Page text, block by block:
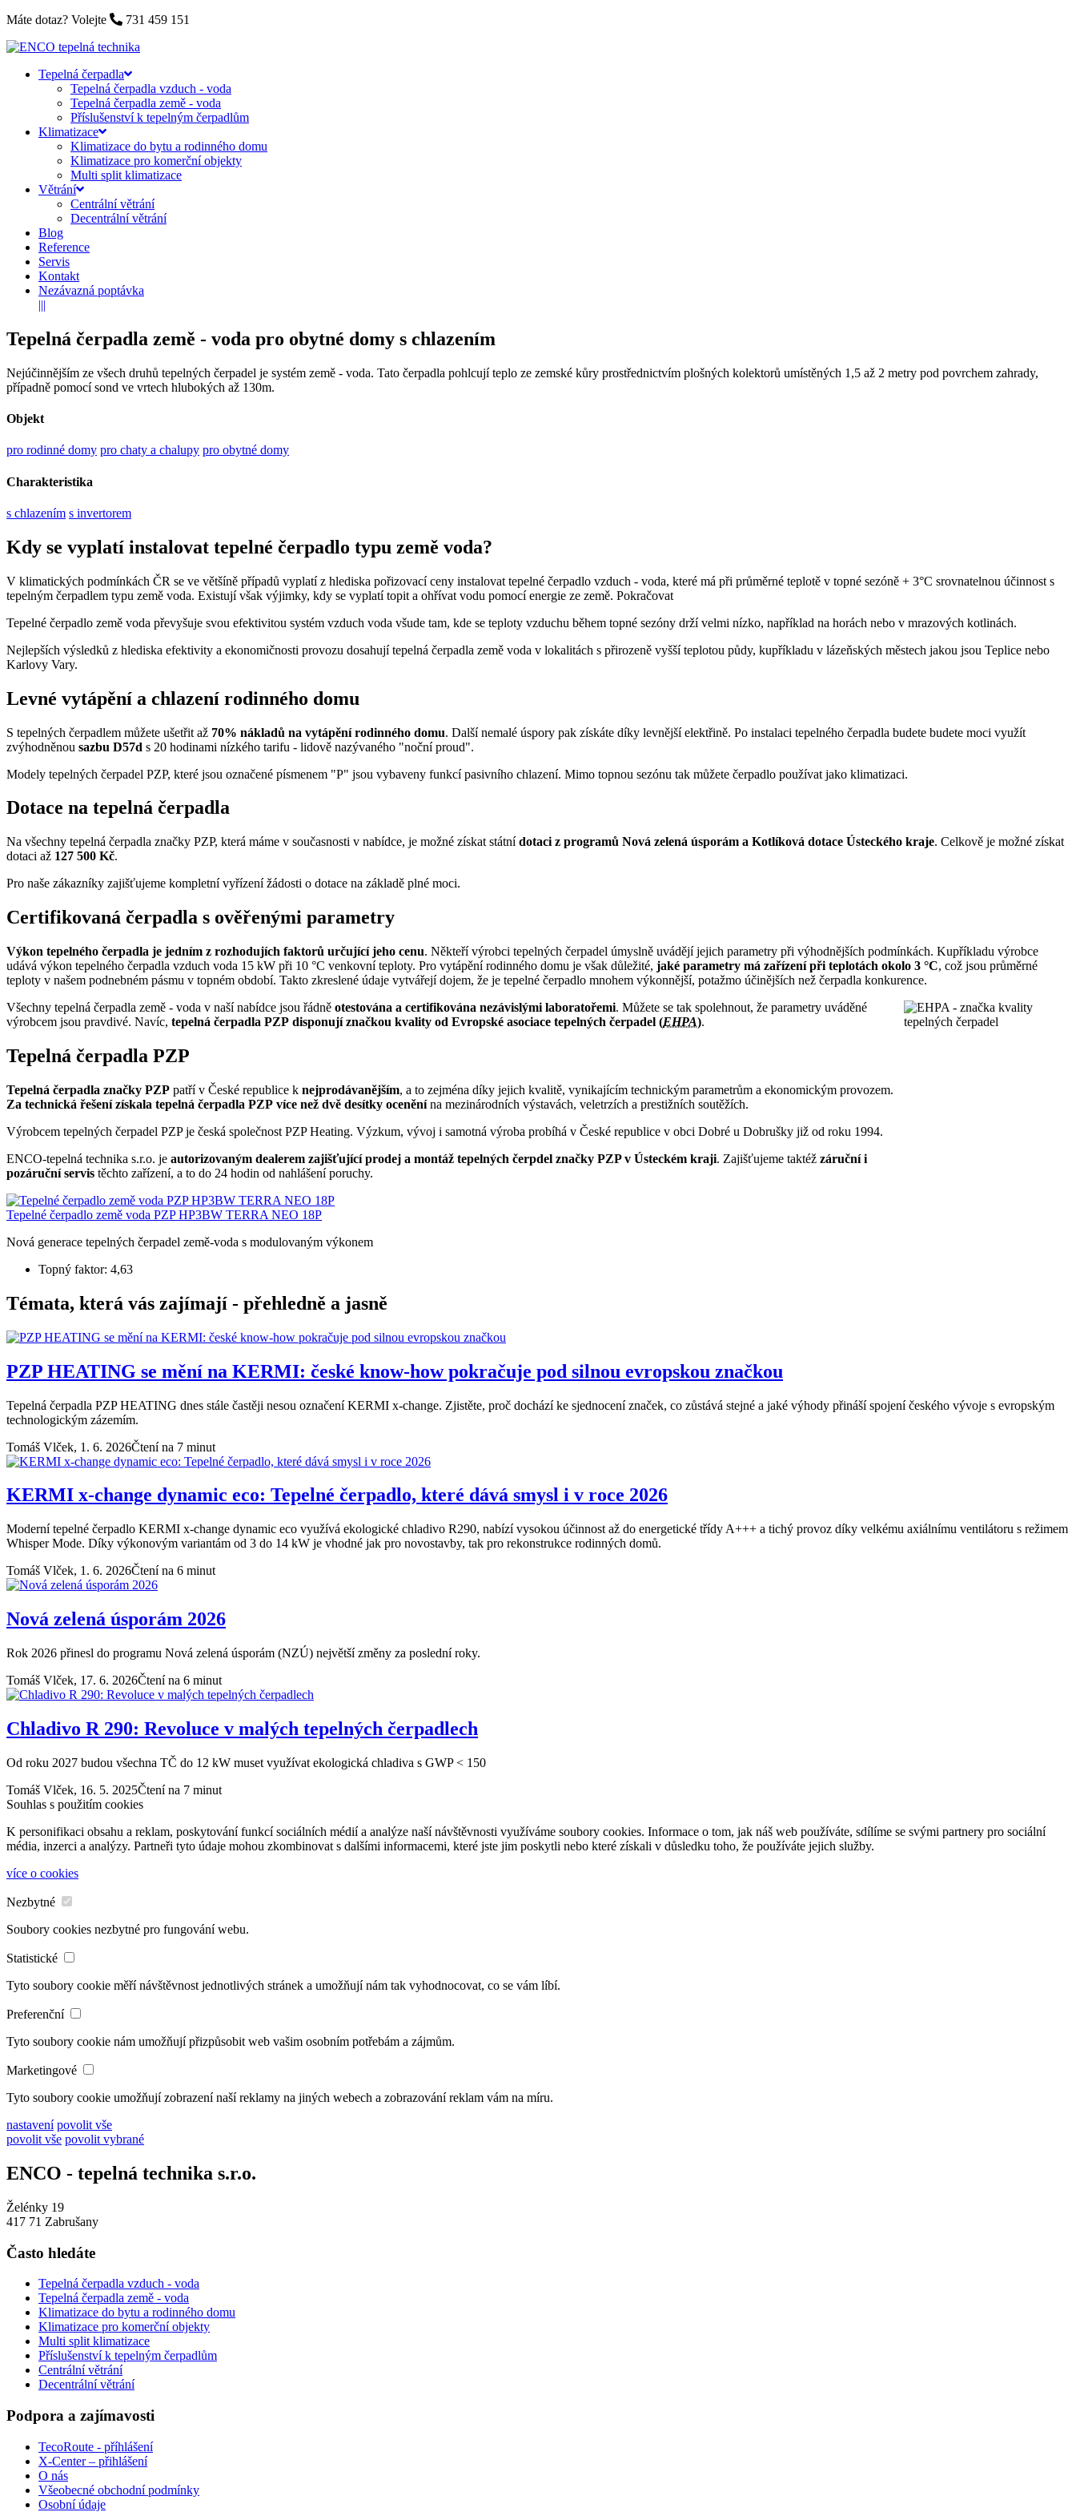
Máte dotaz? Volejte 731 459 151
Tepelná čerpadla
Tepelná čerpadla vzduch - voda
Tepelná čerpadla země - voda
Příslušenství k tepelným čerpadlům
Klimatizace
Klimatizace do bytu a rodinného domu
Klimatizace pro komerční objekty
Multi split klimatizace
Větrání
Centrální větrání
Decentrální větrání
Blog
Reference
Servis
Kontakt
Nezávazná poptávka
|||
Tepelná čerpadla země - voda pro obytné domy s chlazením
Nejúčinnějším ze všech druhů tepelných čerpadel je systém země - voda. Tato čerpadla pohlcují teplo ze zemské kůry prostřednictvím plošných kolektorů umístěných 1,5 až 2 metry pod povrchem zahrady,
případně pomocí sond ve vrtech hlubokých až 130m.
Objekt
pro rodinné domy pro chaty a chalupy pro obytné domy
Charakteristika
s chlazením s invertorem
Kdy se vyplatí instalovat tepelné čerpadlo typu země voda?
V klimatických podmínkách ČR se ve většíně případů vyplatí z hlediska pořizovací ceny instalovat tepelné čerpadlo vzduch - voda, které má při průměrné teplotě v topné sezóně + 3°C srovnatelnou účinnost s
tepelným čerpadlem typu země voda. Existují však výjimky, kdy se vyplatí topit a ohřívat vodu pomocí energie ze země. Pokračovat
Tepelné čerpadlo země voda převyšuje svou efektivitou systém vzduch voda všude tam, kde se teploty vzduchu během topné sezóny drží velmi nízko, například na horách nebo v mrazových kotlinách.
Nejlepších výsledků z hlediska efektivity a ekonomičnosti provozu dosahují tepelná čerpadla země voda v lokalitách s přirozeně vyšší teplotou půdy, kupříkladu v lázeňských městech jakou jsou Teplice nebo
Karlovy Vary.
Levné vytápění a chlazení rodinného domu
S tepelných čerpadlem můžete ušetřit až 70% nákladů na vytápění rodinného domu. Další nemalé úspory pak získáte díky levnější elektřině. Po instalaci tepelného čerpadla budete budete moci využít
zvýhodněnou sazbu D57d s 20 hodinami nízkého tarifu - lidově nazývaného "noční proud".
Modely tepelných čerpadel PZP, které jsou označené písmenem "P" jsou vybaveny funkcí pasivního chlazení. Mimo topnou sezónu tak můžete čerpadlo používat jako klimatizaci.
Dotace na tepelná čerpadla
Na všechny tepelná čerpadla značky PZP, která máme v současnosti v nabídce, je možné získat státnídotaci z programů Nová zelená úsporám a Kotlíková dotace Ústeckého kraje. Celkově je možné získat
dotaci až 127 500 Kč.
Pro naše zákazníky zajišťujeme kompletní vyřízení žádosti o dotace na základě plné moci.
Certifikovaná čerpadla s ověřenými parametry
Výkon tepelného čerpadla je jedním z rozhodujích faktorů určující jeho cenu. Někteří výrobci tepelných čerpadel úmyslně uvádějí jejich parametry při výhodnějších podmínkách. Kupříkladu výrobce
udává výkon tepelného čerpadla vzduch voda 15 kW při 10 °C venkovní teploty. Pro vytápění rodinného domu je však důležité, jaké parametry má zařízení při teplotách okolo 3 °C, což jsou průměrné
teploty v našem podnebném pásmu v topném období. Takto zkreslené údaje vytvářejí dojem, že je tepelné čerpadlo mnohem výkonnější, potažmo účinějších než čerpadla konkurence.
Všechny tepelná čerpadla země - voda v naší nabídce jsou řádně otestována a certifikována nezávislými laboratořemi. Můžete se tak spolehnout, že parametry uváděné
výrobcem jsou pravdivé. Navíc, tepelná čerpadla PZP disponují značkou kvality od Evropské asociace tepelných čerpadel (EHPA).
Tepelná čerpadla PZP
Tepelná čerpadla značky PZP patří v České republice k nejprodávanějším, a to zejména díky jejich kvalitě, vynikajícím technickým parametrům a ekonomickým provozem.
Za technická řešení získala tepelná čerpadla PZP více než dvě desítky oceněnína mezinárodních výstavách, veletrzích a prestižních soutěžích.
Výrobcem tepelných čerpadel PZP je česká společnost PZP Heating. Výzkum, vývoj i samotná výroba probíhá v České republice v obci Dobré u Dobrušky již od roku 1994.
ENCO-tepelná technika s.r.o. je autorizovaným dealerem zajišťující prodej a montáž tepelných čerpdel značky PZP v Ústeckém kraji. Zajišťujeme taktéž záruční i
pozáruční servis těchto zařízení, a to do 24 hodin od nahlášení poruchy.
Tepelné čerpadlo země voda PZP HP3BW TERRA NEO 18P
Nová generace tepelných čerpadel země-voda s modulovaným výkonem
Topný faktor: 4,63
Témata, která vás zajímají - přehledně a jasně
PZP HEATING se mění na KERMI: české know-how pokračuje pod silnou evropskou značkou
Tepelná čerpadla PZP HEATING dnes stále častěji nesou označení KERMI x-change. Zjistěte, proč dochází ke sjednocení značek, co zůstává stejné a jaké výhody přináší spojení českého vývoje s evropským
technologickým zázemím.
Tomáš Vlček, 1. 6. 2026Čtení na 7 minut
KERMI x-change dynamic eco: Tepelné čerpadlo, které dává smysl i v roce 2026
Moderní tepelné čerpadlo KERMI x-change dynamic eco využívá ekologické chladivo R290, nabízí vysokou účinnost až do energetické třídy A+++ a tichý provoz díky velkému axiálnímu ventilátoru s režimem
Whisper Mode. Díky výkonovým variantám od 3 do 14 kW je vhodné jak pro novostavby, tak pro rekonstrukce rodinných domů.
Tomáš Vlček, 1. 6. 2026Čtení na 6 minut
Nová zelená úsporám 2026
Rok 2026 přinesl do programu Nová zelená úsporám (NZÚ) největší změny za poslední roky.
Tomáš Vlček, 17. 6. 2026Čtení na 6 minut
Chladivo R 290: Revoluce v malých tepelných čerpadlech
Od roku 2027 budou všechna TČ do 12 kW muset využívat ekologická chladiva s GWP < 150
Tomáš Vlček, 16. 5. 2025Čtení na 7 minut
Souhlas s použitím cookies
K personifikaci obsahu a reklam, poskytování funkcí sociálních médií a analýze naší návštěvnosti využíváme soubory cookies. Informace o tom, jak náš web používáte, sdílíme se svými partnery pro sociální
média, inzerci a analýzy. Partneři tyto údaje mohou zkombinovat s dalšími informacemi, které jste jim poskytli nebo které získali v důsledku toho, že používáte jejich služby.
více o cookies
Nezbytné
Soubory cookies nezbytné pro fungování webu.
Statistické
Tyto soubory cookie měří návštěvnost jednotlivých stránek a umožňují nám tak vyhodnocovat, co se vám líbí.
Preferenční
Tyto soubory cookie nám umožňují přizpůsobit web vašim osobním potřebám a zájmům.
Marketingové
Tyto soubory cookie umožňují zobrazení naší reklamy na jiných webech a zobrazování reklam vám na míru.
nastavení povolit vše
povolit vše povolit vybrané
ENCO - tepelná technika s.r.o.
Želénky 19
417 71 Zabrušany
Často hledáte
Tepelná čerpadla vzduch - voda
Tepelná čerpadla země - voda
Klimatizace do bytu a rodinného domu
Klimatizace pro komerční objekty
Multi split klimatizace
Příslušenství k tepelným čerpadlům
Centrální větrání
Decentrální větrání
Podpora a zajímavosti
TecoRoute - příhlášení
X-Center – přihlášení
O nás
Všeobecné obchodní podmínky
Osobní údaje